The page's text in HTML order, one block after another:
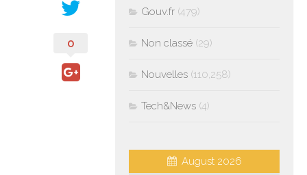
0
Gouv.fr (479)
Non classé (29)
Nouvelles (110,258)
Tech&News (4)
August 2026